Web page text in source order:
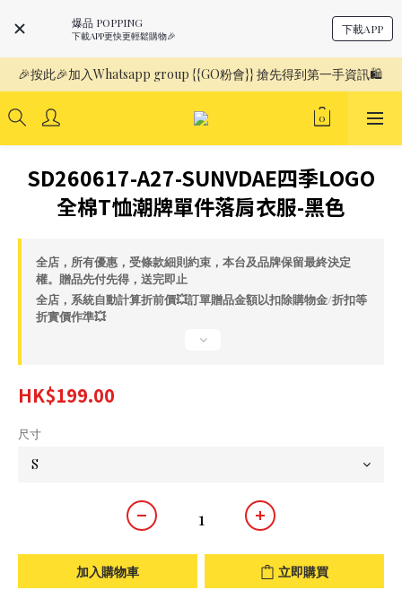
爆品 POPPING
下載APP更快更輕鬆購物🎉 下載APP
SD260617-A27-SUNVDAE四季LOGO
全棉T恤潮牌單件落肩衣服-黑色
全店，所有優惠，受條款細則約束，本台及品牌保留最終決定
權。贈品先付先得，送完即止
全店，系統自動計算折前價💥訂單贈品金額以扣除購物金/折扣等
折實價作準💥
HK$199.00
尺寸
加入購物車 立即購買